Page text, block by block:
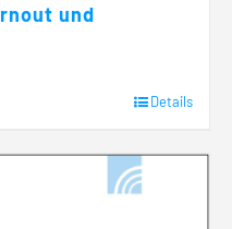
und
Details